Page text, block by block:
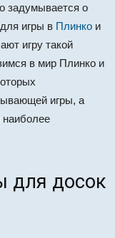
задумывается о
игры в Плинко и
игру такой
в мир Плинко и
игры, а
наиболее
для досок